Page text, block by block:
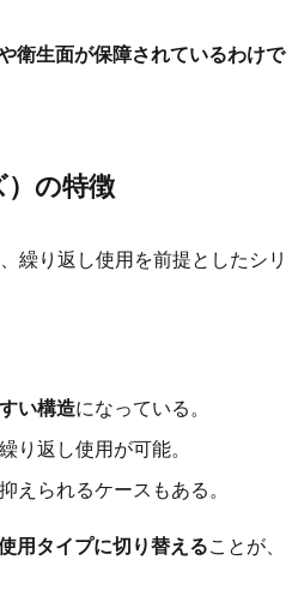
衛生面が保障されているわけで
）の特徴
繰り返し使用を前提としたシリ
い構造になっている。
り返し使用が可能。
えられるケースもある。
用タイプに切り替える ことが、